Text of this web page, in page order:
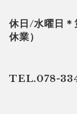
休日/水曜日＊
休業）
TEL.078-